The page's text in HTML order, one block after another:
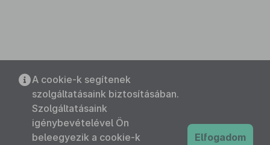
A cookie-k segítenek
szolgáltatásaink biztosításában.
Szolgáltatásaink
igénybevételével Ön
beleegyezik a cookie-k
Elfogadom